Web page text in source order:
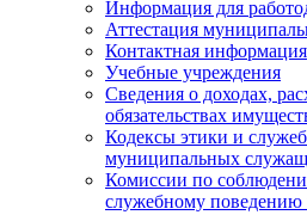
Информация для
Аттестация
Контактная информация
Учебные учреждения
Сведения о доходах,
обязательствах
Кодексы этики и
муниципальных
Комиссии по
служебному